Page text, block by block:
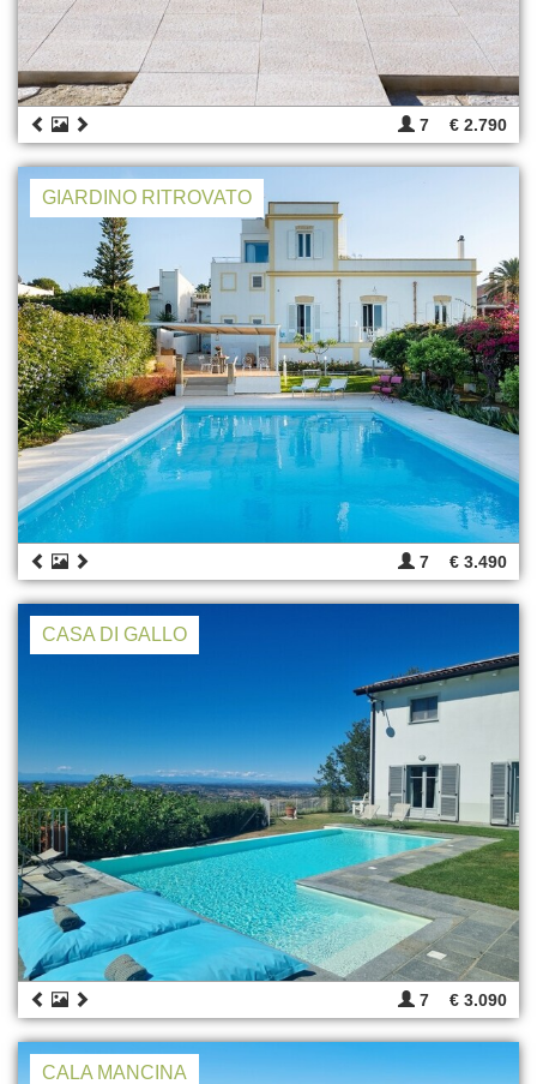
7 € 2.790
GIARDINO RITROVATO
7 € 3.490
CASA DI GALLO
7 € 3.090
CALA MANCINA